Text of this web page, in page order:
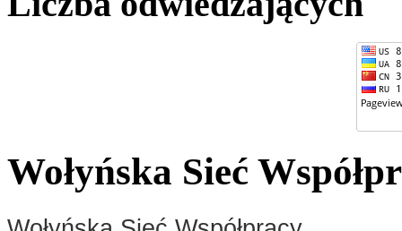
Wołyńska Sieć